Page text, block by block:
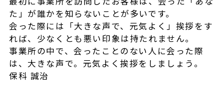
た」が誰かを知らないことが多いです。
会った際には「大きな声で、元気よく」挨拶をす
れば、少なくとも悪い印象は持たれません。
事業所の中で、会ったことのない人に会った際
は、大きな声で。元気よく挨拶をしましょう。
保科 誠治